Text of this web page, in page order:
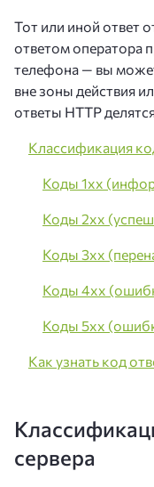
Тот или иной ответ
ответом оператора
телефона — вы
вне зоны действия
ответы HTTP
Классификация
Коды 1xx
Коды 2xx
Коды 3xx
Коды 4xx
Коды 5xx
Как узнать код
сервера